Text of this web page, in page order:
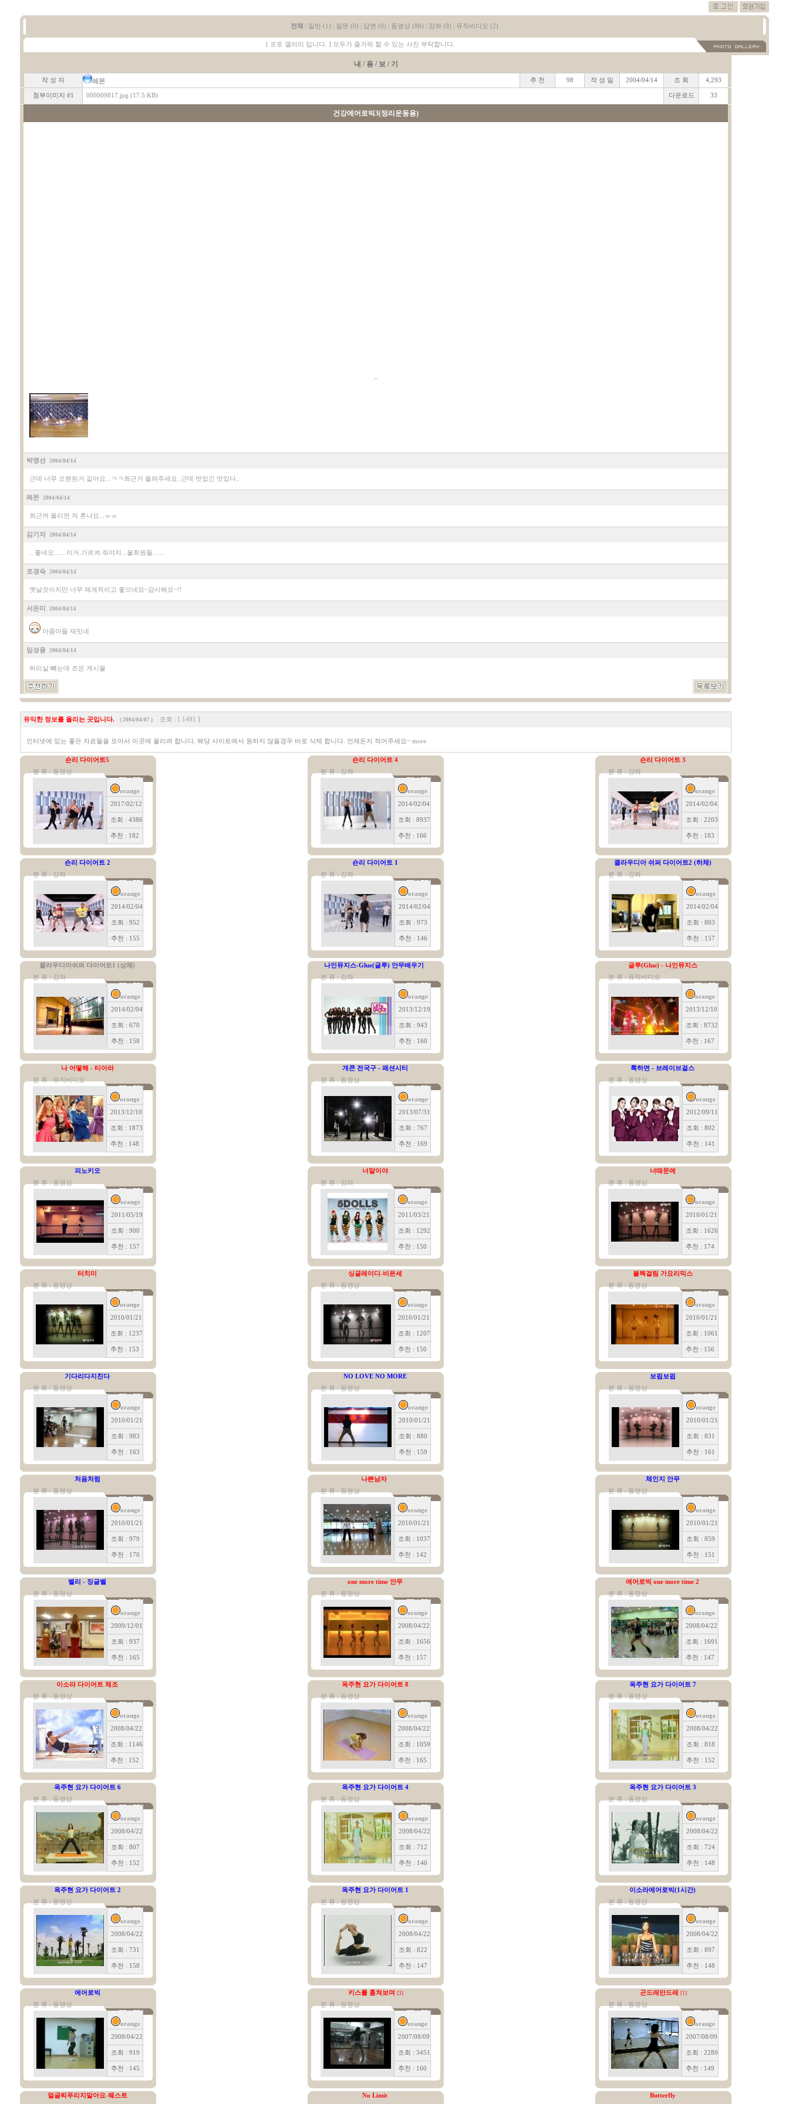
전체 일반 (1) 질문 (0) 답변 (0) 동영상 (88) 강좌 (9) 뮤직비디오 (2)
[ 포토 갤러리 입니다. ] 모두가 즐거워 할 수 있는 사진 부탁합니다.
내 / 용 / 보 / 기
작 성 자 레몬 추 천 98 작 성 일 2004/04/14 조 회 4,293
첨부이미지 #1 000009817.jpg (17.5 KB) 다운로드 33
건강에어로빅3(정리운동용)
~
박명선 2004/04/14
근데 너무 오랜된거 같아요...ㅋㅋ최근거 올려주세요..근데 멋있긴 멋있다..
레몬 2004/04/14
최근꺼 올리면 저 혼나요...ㅠㅠ
김기자 2004/04/14
...좋네요.......이거.가르켜.줘야지...울회원들.......
조경숙 2004/04/14
옛날것이지만 너무 체계적이고 좋으네요~감사해요~!!
서은미 2004/04/14
아줌마들 재밋네
임성용 2004/04/14
허리살 뺴는데 조은 게시물
유익한 정보를 올리는 곳입니다. ( 2004/04/07 ) 조회 : [ 1491 ]
인터넷에 있는 좋은 자료들을 모아서 이곳에 올리려 합니다. 해당 사이트에서 원하지 않을경우 바로 삭제 합니다. 언제든지 적어주세요~ more
숀리 다이어트5
분 류 : 동영상
orange
2017/02/12
조회 : 4386
추천 : 182
숀리 다이어트 4
분 류 : 강좌
orange
2014/02/04
조회 : 8937
추천 : 166
숀리 다이어트 3
분 류 : 강좌
orange
2014/02/04
조회 : 2203
추천 : 183
숀리 다이어트 2
분 류 : 강좌
orange
2014/02/04
조회 : 952
추천 : 155
숀리 다이어트 1
분 류 : 강좌
orange
2014/02/04
조회 : 973
추천 : 146
클라우디아 쉬퍼 다이어트2 (하체)
분 류 : 강좌
orange
2014/02/04
조회 : 803
추천 : 157
클라우디아쉬퍼 다이어트1 (상체)
분 류 : 강좌
orange
2014/02/04
조회 : 670
추천 : 158
나인뮤지스-Glue(글루) 안무배우기
분 류 : 강좌
orange
2013/12/19
조회 : 943
추천 : 160
글루(Glue) - 나인뮤지스
분 류 : 뮤직비디오
orange
2013/12/10
조회 : 8732
추천 : 167
나 어떻해 - 티아라
분 류 : 뮤직비디오
orange
2013/12/10
조회 : 1873
추천 : 148
개콘 전국구 - 패션시티
분 류 : 동영상
orange
2013/07/31
조회 : 767
추천 : 169
툭하면 - 브레이브걸스
분 류 : 동영상
orange
2012/09/11
조회 : 802
추천 : 141
피노키오
분 류 : 동영상
orange
2011/05/19
조회 : 900
추천 : 157
너말이야
분 류 : 강좌
orange
2011/03/21
조회 : 1292
추천 : 150
너때문에
분 류 : 동영상
orange
2010/01/21
조회 : 1626
추천 : 174
터치미
분 류 : 동영상
orange
2010/01/21
조회 : 1237
추천 : 153
싱글레이디-비욘세
분 류 : 동영상
orange
2010/01/21
조회 : 1207
추천 : 150
블렉걸팀 가요리믹스
분 류 : 동영상
orange
2010/01/21
조회 : 1061
추천 : 156
기다리다지친다
분 류 : 동영상
orange
2010/01/21
조회 : 983
추천 : 163
NO LOVE NO MORE
분 류 : 동영상
orange
2010/01/21
조회 : 880
추천 : 159
보핍보핍
분 류 : 동영상
orange
2010/01/21
조회 : 831
추천 : 161
처음처럼
분 류 : 동영상
orange
2010/01/21
조회 : 979
추천 : 170
나쁜남자
분 류 : 동영상
orange
2010/01/21
조회 : 1037
추천 : 142
체인지 안무
분 류 : 동영상
orange
2010/01/21
조회 : 859
추천 : 151
벨리 - 징글벨
분 류 : 동영상
orange
2009/12/01
조회 : 937
추천 : 165
one more time 안무
분 류 : 동영상
orange
2008/04/22
조회 : 1656
추천 : 157
에어로빅 one more time 2
분 류 : 동영상
orange
2008/04/22
조회 : 1691
추천 : 147
이소라 다이어트 체조
분 류 : 동영상
orange
2008/04/22
조회 : 1146
추천 : 152
옥주현 요가 다이어트 8
분 류 : 동영상
orange
2008/04/22
조회 : 1059
추천 : 165
옥주현 요가 다이어트 7
분 류 : 동영상
orange
2008/04/22
조회 : 818
추천 : 152
옥주현 요가 다이어트 6
분 류 : 동영상
orange
2008/04/22
조회 : 807
추천 : 152
옥주현 요가 다이어트 4
분 류 : 동영상
orange
2008/04/22
조회 : 712
추천 : 140
옥주현 요가 다이어트 3
분 류 : 동영상
orange
2008/04/22
조회 : 724
추천 : 148
옥주현 요가 다이어트 2
분 류 : 동영상
orange
2008/04/22
조회 : 731
추천 : 158
옥주현 요가 다이어트 1
분 류 : 동영상
orange
2008/04/22
조회 : 822
추천 : 147
이소라에어로빅(1시간)
분 류 : 동영상
orange
2008/04/22
조회 : 897
추천 : 148
에어로빅
분 류 : 동영상
orange
2008/04/22
조회 : 919
추천 : 145
키스를 훔쳐보며 [3]
분 류 : 동영상
orange
2007/08/09
조회 : 3451
추천 : 160
곤드레만드레 [1]
분 류 : 동영상
orange
2007/08/09
조회 : 2280
추천 : 149
얼굴찌푸리지말아요-웨스트 No Limit Butterfly